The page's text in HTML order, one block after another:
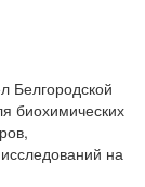
Белгородской
биохимических
на